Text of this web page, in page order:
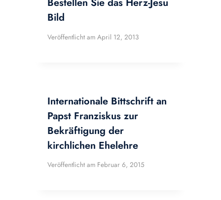
Bild
Veröffentlicht am April 12, 2013
Internationale Bittschrift an
Papst Franziskus zur
Bekräftigung der
kirchlichen Ehelehre
Veröffentlicht am Februar 6, 2015